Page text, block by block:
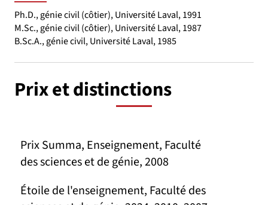
Ph.D., génie civil (côtier), Université Laval, 1991
M.Sc., génie civil (côtier), Université Laval, 1987
B.Sc.A., génie civil, Université Laval, 1985
Prix et distinctions
Prix Summa, Enseignement, Faculté
des sciences et de génie, 2008
Étoile de l'enseignement, Faculté des